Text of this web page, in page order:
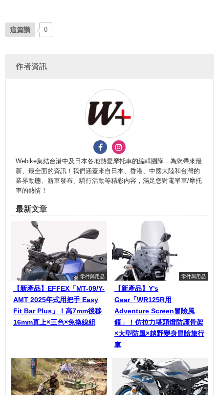
這篇讚 0
作者資訊
Webike集結台港中及日本各地熱愛摩托車的編輯團隊，為您帶來最
新、最全面的資訊！我們涵蓋來自日本、香港、中國大陸和台灣的
業界動態、新車發布、騎行活動等精彩內容，滿足您對電單車/摩托
車的熱情！
最新文章
零件與用品
【新產品】EFFEX「MT-09/Y-
AMT 2025年式用把手 Easy
Fit Bar Plus」！高7mm後移
16mm直上×三色×免換線組
零件與用品
【新產品】Y’s
Gear「WR125R用
Adventure Screen冒險風
鏡」！仿拉力塔頭燈防護骨架
×大型防風×越野變身冒險旅行
車